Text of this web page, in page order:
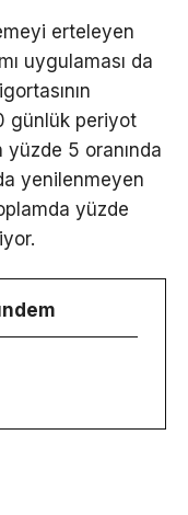
erteleyen
uygulaması da
günlük periyot
5 oranında
yenilenmeyen
yüzde